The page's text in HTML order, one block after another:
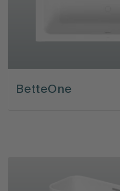
BetteOne